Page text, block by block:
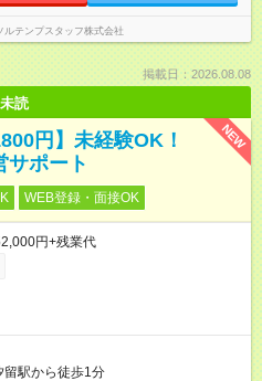
ルテンプスタッフ株式会社
掲載日：2026.08.08
未読
NEW
円】未経験OK！
サポート
WEB登録・面接OK
円+残業代
留駅から徒歩1分